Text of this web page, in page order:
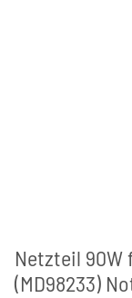
Netzteil 90W
(MD98233)